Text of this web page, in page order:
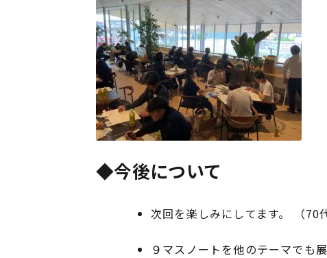
◆今後について
次回を楽しみにしてます。 （70
９マスノートを他のテーマでも